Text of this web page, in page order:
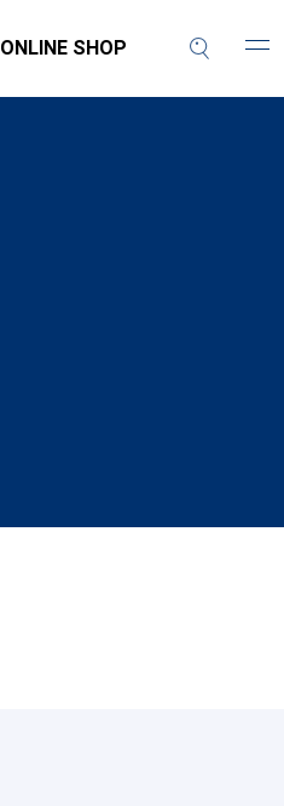
ONLINE SHOP